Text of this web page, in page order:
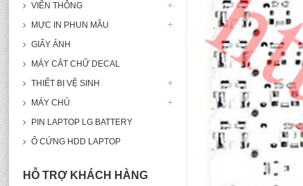
VIỄN THÔNG
MỰC IN PHUN MẦU
GIẤY ẢNH
MÁY CẮT CHỮ DECAL
THIẾT BỊ VỆ SINH
MÁY CHỦ
PIN LAPTOP LG BATTERY
Ổ CỨNG HDD LAPTOP
HỖ TRỢ KHÁCH HÀNG